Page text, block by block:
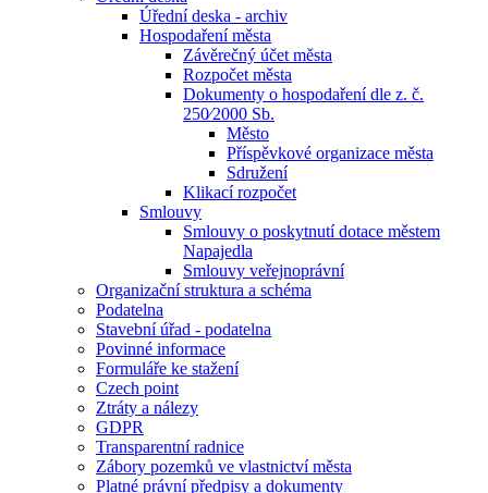
Úřední deska - archiv
Hospodaření města
Závěrečný účet města
Rozpočet města
Dokumenty o hospodaření dle z. č.
250⁄2000 Sb.
Město
Příspěvkové organizace města
Sdružení
Klikací rozpočet
Smlouvy
Smlouvy o poskytnutí dotace městem
Napajedla
Smlouvy veřejnoprávní
Organizační struktura a schéma
Podatelna
Stavební úřad - podatelna
Povinné informace
Formuláře ke stažení
Czech point
Ztráty a nálezy
GDPR
Transparentní radnice
Zábory pozemků ve vlastnictví města
Platné právní předpisy a dokumenty